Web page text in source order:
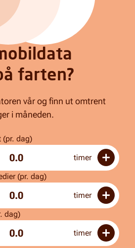
farten?
vår og finn ut omtrent
i måneden.
(pr. dag)
0.0
timer
(pr. dag)
0.0
timer
dag)
0.0 timer